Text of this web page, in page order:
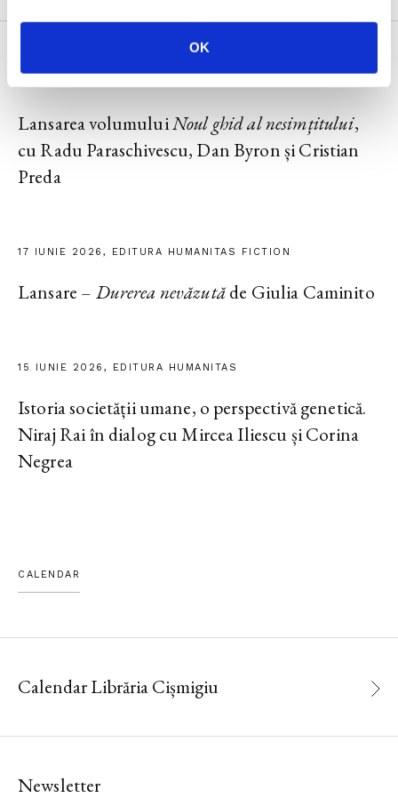
OK
Lansarea volumuluiNoul ghid al nesimțitului,
cu Radu Paraschivescu, Dan Byron și Cristian
Preda
17 IUNIE 2026, EDITURA HUMANITAS FICTION
Lansare – Durerea nevăzutăde Giulia Caminito
15 IUNIE 2026, EDITURA HUMANITAS
Istoria societății umane, o perspectivă genetică.
Niraj Rai în dialog cu Mircea Iliescu și Corina
Negrea
CALENDAR
Calendar Librăria Cișmigiu
Newsletter